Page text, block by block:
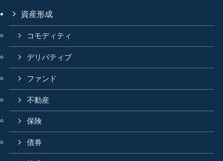
資産形成
コモディティ
デリバティブ
ファンド
不動産
保険
債券